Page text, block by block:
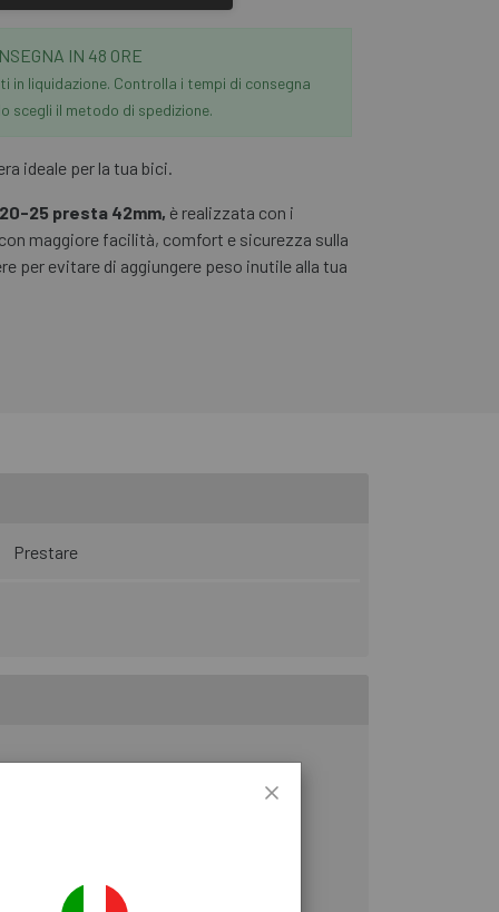
IN 48 ORE
in liquidazione. Controlla i tempi di consegna
scegli il metodo di spedizione.
ideale per la tua bici.
25 presta 42mm, è realizzata con i
maggiore facilità, comfort e sicurezza sulla
per evitare di aggiungere peso inutile alla tua
Prestare